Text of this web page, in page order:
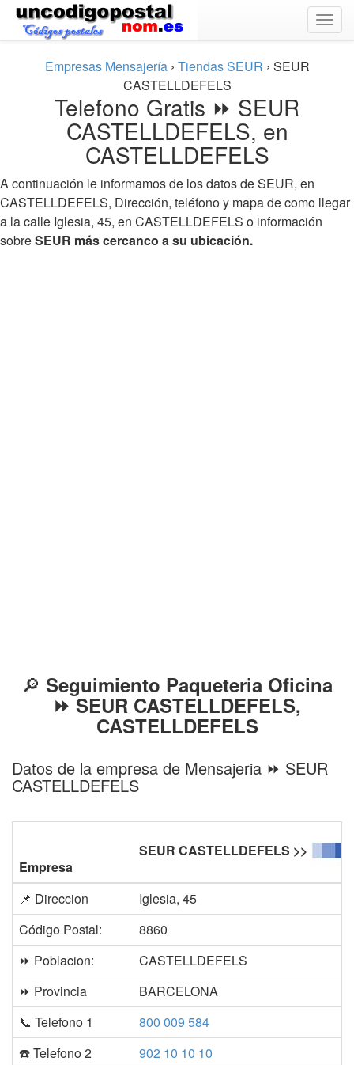
Empresas Mensajería › Tiendas SEUR › SEUR
CASTELLDEFELS
Telefono Gratis ⏩ SEUR
CASTELLDEFELS, en
CASTELLDEFELS
A continuación le informamos de los datos de SEUR, en
CASTELLDEFELS, Dirección, teléfono y mapa de como llegar
a la calle Iglesia, 45, en CASTELLDEFELS o información
sobreSEUR más cercanco a su ubicación.
🔎 Seguimiento Paqueteria Oficina
⏩ SEUR CASTELLDEFELS,
CASTELLDEFELS
Datos de la empresa de Mensajeria ⏩ SEUR
CASTELLDEFELS
Empresa
SEUR CASTELLDEFELS >>
📌 Direccion
Iglesia, 45
Código Postal:
8860
⏩ Poblacion:
CASTELLDEFELS
⏩ Provincia
BARCELONA
📞 Telefono 1
800 009 584
☎️ Telefono 2
902 10 10 10